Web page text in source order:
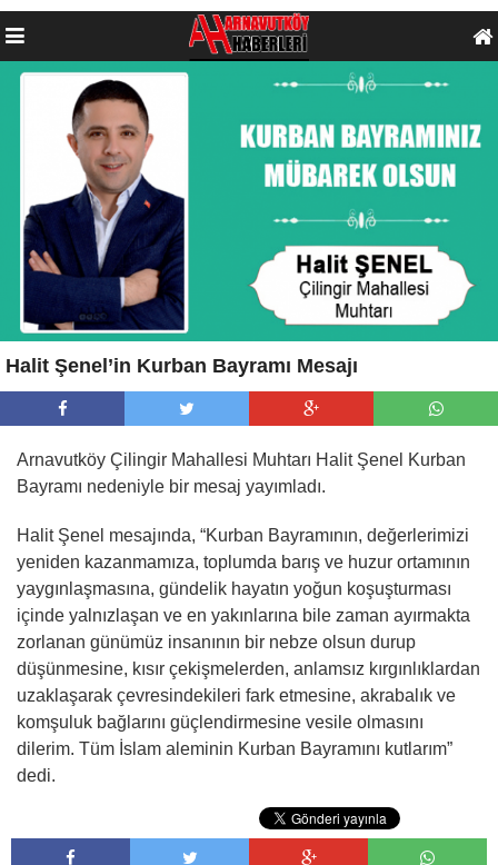
Halit Şenel’in Kurban Bayramı Mesajı
Arnavutköy Çilingir Mahallesi Muhtarı Halit Şenel Kurban
Bayramı nedeniyle bir mesaj yayımladı.
Halit Şenel mesajında, “Kurban Bayramının, değerlerimizi
yeniden kazanmamıza, toplumda barış ve huzur ortamının
yaygınlaşmasına, gündelik hayatın yoğun koşuşturması
içinde yalnızlaşan ve en yakınlarına bile zaman ayırmakta
zorlanan günümüz insanının bir nebze olsun durup
düşünmesine, kısır çekişmelerden, anlamsız kırgınlıklardan
uzaklaşarak çevresindekileri fark etmesine, akrabalık ve
komşuluk bağlarını güçlendirmesine vesile olmasını
dilerim. Tüm İslam aleminin Kurban Bayramını kutlarım”
dedi.